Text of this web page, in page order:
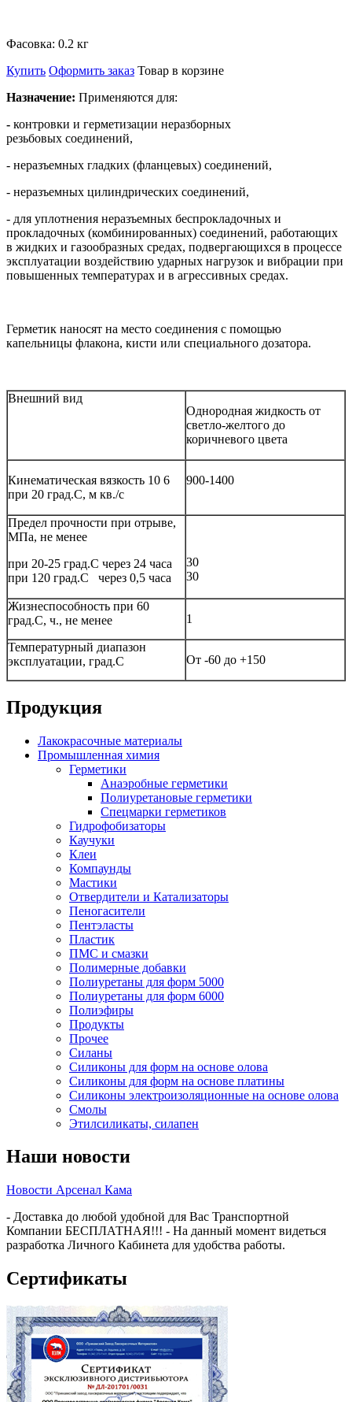
Фасовка: 0.2 кг
Купить Оформить заказ Товар в корзине
Назначение: Применяются для:
- контровки и герметизации неразборных
резьбовых соединений,
- неразъемных гладких (фланцевых) соединений,
- неразъемных цилиндрических соединений,
- для уплотнения неразъемных беспрокладочных и
прокладочных (комбинированных) соединений, работающих
в жидких и газообразных средах, подвергающихся в процессе
эксплуатации воздействию ударных нагрузок и вибрации при
повышенных температурах и в агрессивных средах.
Герметик наносят на место соединения с помощью
капельницы флакона, кисти или специального дозатора.
Внешний вид
Однородная жидкость от
светло-желтого до
коричневого цвета
Кинематическая вязкость 10 6
при 20 град.С, м кв./с
900-1400
Предел прочности при отрыве,
МПа, не менее
при 20-25 град.С через 24 часа
при 120 град.С через 0,5 часа
30
30
Жизнеспособность при 60
град.С, ч., не менее
1
Температурный диапазон
эксплуатации, град.С
От -60 до +150
Продукция
Лакокрасочные материалы
Промышленная химия
Герметики
Анаэробные герметики
Полиуретановые герметики
Спецмарки герметиков
Гидрофобизаторы
Каучуки
Клеи
Компаунды
Мастики
Отвердители и Катализаторы
Пеногасители
Пентэласты
Пластик
ПМС и смазки
Полимерные добавки
Полиуретаны для форм 5000
Полиуретаны для форм 6000
Полиэфиры
Продукты
Прочее
Силаны
Силиконы для форм на основе олова
Силиконы для форм на основе платины
Силиконы электроизоляционные на основе олова
Смолы
Этилсиликаты, силапен
Наши новости
Новости Арсенал Кама
- Доставка до любой удобной для Вас Транспортной
Компании БЕСПЛАТНАЯ!!! - На данный момент видеться
разработка Личного Кабинета для удобства работы.
Сертификаты